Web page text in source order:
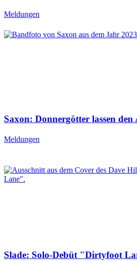
Meldungen
Saxon: Donnergötter lassen den
Meldungen
Slade: Solo-Debüt "Dirtyfoot